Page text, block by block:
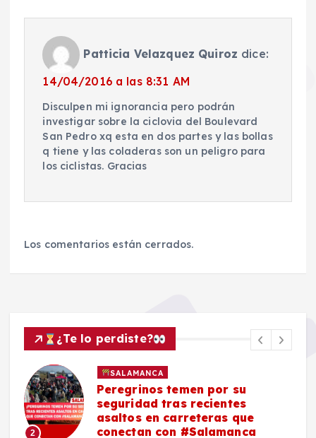
Patticia Velazquez Quiroz dice:
14/04/2016 a las 8:31 AM
Disculpen mi ignorancia pero podrán
investigar sobre la ciclovia del Boulevard
San Pedro xq esta en dos partes y las bollas
q tiene y las coladeras son un peligro para
los ciclistas. Gracias
Los comentarios están cerrados.
¿Te lo perdiste?
2
SALAMANCA
Peregrinos temen por su
seguridad tras recientes
asaltos en carreteras que
conectan con #Salamanca